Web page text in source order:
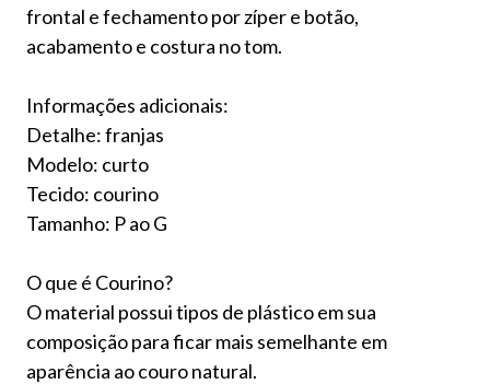
frontal e fechamento por zíper e botão,
acabamento e costura no tom.
Informações adicionais:
Detalhe: franjas
Modelo: curto
Tecido: courino
Tamanho: P ao G
O que é Courino?
O material possui tipos de plástico em sua
composição para ficar mais semelhante em
aparência ao couro natural.